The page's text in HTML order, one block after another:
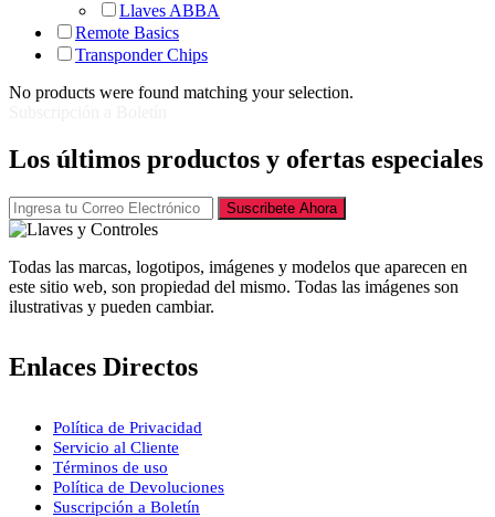
Llaves ABBA
Remote Basics
Transponder Chips
No products were found matching your selection.
Los últimos productos y ofertas especiales
Suscribete Ahora
Todas las marcas, logotipos, imágenes y modelos que aparecen en
este sitio web, son propiedad del mismo. Todas las imágenes son
ilustrativas y pueden cambiar.
Enlaces Directos
Política de Privacidad
Servicio al Cliente
Términos de uso
Política de Devoluciones
Suscripción a Boletín